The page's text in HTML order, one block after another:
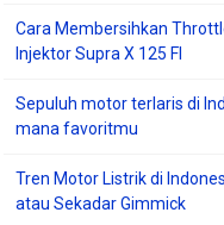
Cara Membersihkan
Injektor Supra X 125 FI
Sepuluh motor terlaris di
mana favoritmu
Tren Motor Listrik di
atau Sekadar Gimmick